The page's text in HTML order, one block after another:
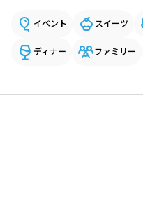
イベント スイーツ
ディナー ファミリー